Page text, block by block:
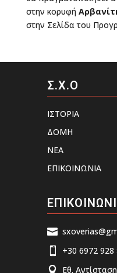
στην κορυφή
στην Σελίδα του
Σ.Χ.Ο
ΙΣΤΟΡΙΑ
ΔΟΜΗ
ΝΕΑ
ΕΠΙΚΟΙΝΩΝΙΑ

 +30 6972 928
 Εθ.